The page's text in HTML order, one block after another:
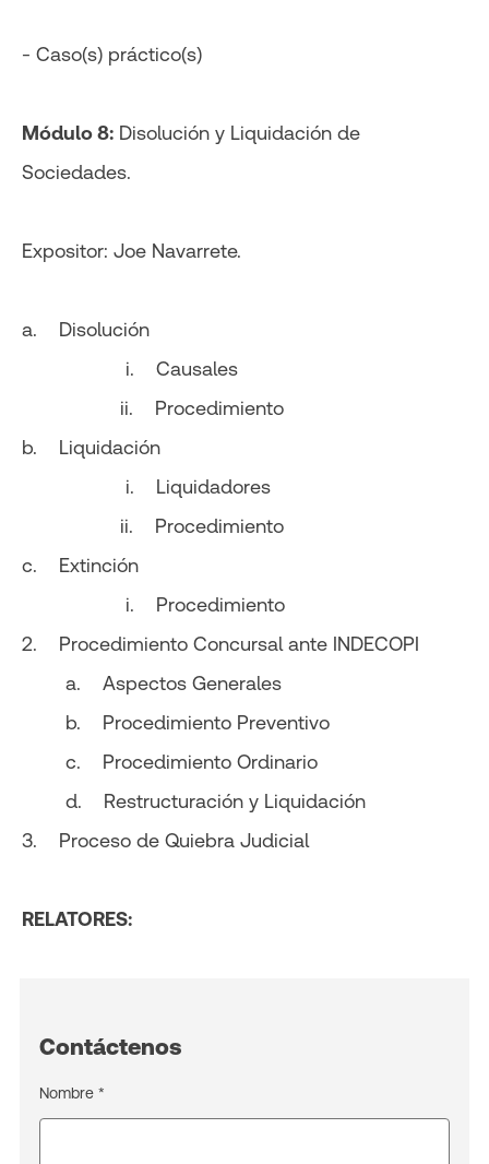
- Caso(s) práctico(s)
Módulo 8: Disolución y Liquidación de
Sociedades.
Expositor: Joe Navarrete.
a. Disolución
i. Causales
ii. Procedimiento
b. Liquidación
i. Liquidadores
ii. Procedimiento
c. Extinción
i. Procedimiento
2. Procedimiento Concursal ante INDECOPI
a. Aspectos Generales
b. Procedimiento Preventivo
c. Procedimiento Ordinario
d. Restructuración y Liquidación
3. Proceso de Quiebra Judicial
RELATORES:
Contáctenos
Nombre *